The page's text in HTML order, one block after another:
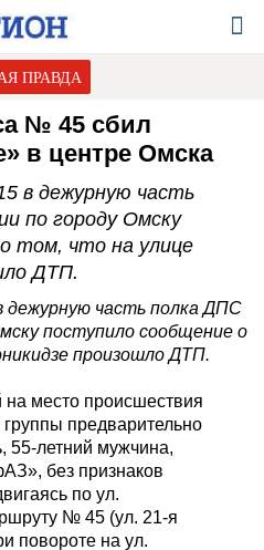
ПРАВДА
№ 45 сбил
в центре Омска
в дежурную часть
по городу Омску
том, что на улице
ДТП.
дежурную часть полка ДПС
поступило сообщение о
произошло ДТП.
место происшествия
предварительно
55-летний мужчина,
без признаков
по ул.
№ 45 (ул. 21-я
повороте на ул.